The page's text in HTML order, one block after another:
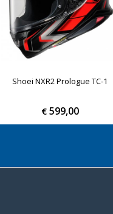
Shoei NXR2 Prologue TC-1
€599,00